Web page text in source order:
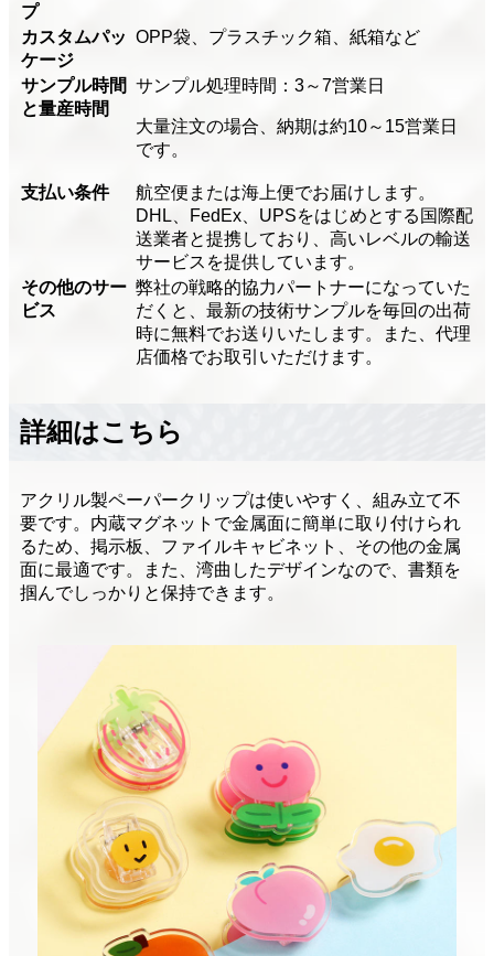
プ
カスタムパッ
ケージ
OPP袋、プラスチック箱、紙箱など
サンプル時間
と量産時間
サンプル処理時間：3～7営業日
大量注文の場合、納期は約10～15営業日
です。
支払い条件
航空便または海上便でお届けします。
DHL、FedEx、UPSをはじめとする国際配
送業者と提携しており、高いレベルの輸送
サービスを提供しています。
その他のサー
ビス
弊社の戦略的協力パートナーになっていた
だくと、最新の技術サンプルを毎回の出荷
時に無料でお送りいたします。また、代理
店価格でお取引いただけます。
詳細はこちら
アクリル製ペーパークリップは使いやすく、組み立て不
要です。内蔵マグネットで金属面に簡単に取り付けられ
るため、掲示板、ファイルキャビネット、その他の金属
面に最適です。また、湾曲したデザインなので、書類を
掴んでしっかりと保持できます。